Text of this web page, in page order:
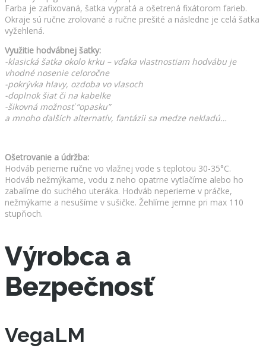
Farba je zafixovaná, šatka vypratá a ošetrená fixátorom farieb.
Okraje sú ručne zrolované a ručne prešité a následne je celá šatka
vyžehlená.
Využitie hodvábnej šatky:
-klasická šatka okolo krku – vďaka vlastnostiam hodvábu je
vhodné nosenie celoročne
-pokrývka hlavy, ozdoba vo vlasoch
-doplnok šiat či na kabelke
-šikovná možnosť “opasku”
a mnoho ďalších alternatív, fantázii sa medze nekladú…
Ošetrovanie a údržba:
Hodváb perieme ručne vo vlažnej vode s teplotou 30-35°C.
Hodváb nežmýkame, vodu z neho opatrne vytlačíme alebo ho
zabalíme do suchého uteráka. Hodváb neperieme v práčke,
nežmýkame a nesušíme v sušičke. Žehlíme jemne pri max 110
stupňoch.
Výrobca a
Bezpečnosť
VegaLM